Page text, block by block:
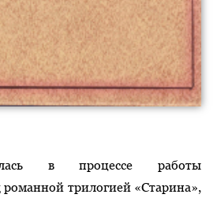
в процессе работы
трилогией «Старина»,